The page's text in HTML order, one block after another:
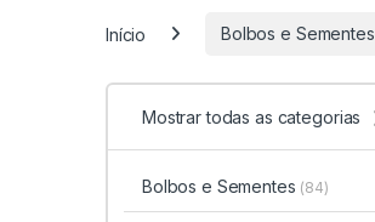
Início Bolbos e Sementes
Mostrar todas as categorias
Bolbos e Sementes (84)